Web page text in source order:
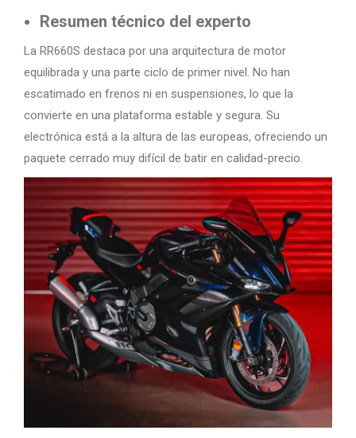
Resumen técnico del experto
La RR660S destaca por una arquitectura de motor
equilibrada y una parte ciclo de primer nivel. No han
escatimado en frenos ni en suspensiones, lo que la
convierte en una plataforma estable y segura. Su
electrónica está a la altura de las europeas, ofreciendo un
paquete cerrado muy difícil de batir en calidad-precio.